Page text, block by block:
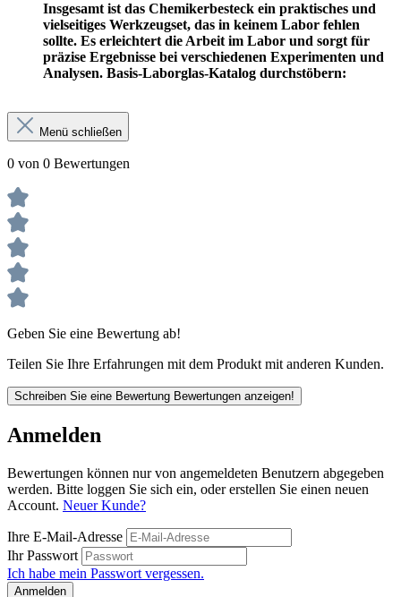
Insgesamt ist das Chemikerbesteck ein praktisches und
vielseitiges Werkzeugset, das in keinem Labor fehlen
sollte. Es erleichtert die Arbeit im Labor und sorgt für
präzise Ergebnisse bei verschiedenen Experimenten und
Analysen. Basis-Laborglas-Katalog durchstöbern:
Menü schließen
0 von 0 Bewertungen
Geben Sie eine Bewertung ab!
Teilen Sie Ihre Erfahrungen mit dem Produkt mit anderen Kunden.
Schreiben Sie eine Bewertung Bewertungen anzeigen!
Anmelden
Bewertungen können nur von angemeldeten Benutzern abgegeben
werden. Bitte loggen Sie sich ein, oder erstellen Sie einen neuen
Account. Neuer Kunde?
Ihre E-Mail-Adresse
Ihr Passwort
Ich habe mein Passwort vergessen.
Anmelden